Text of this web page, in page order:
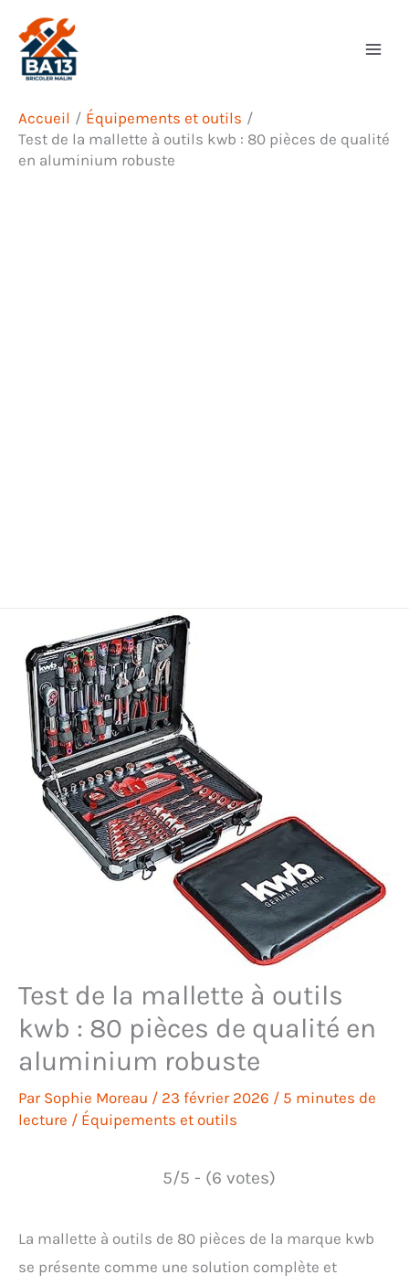
contenu
Accueil
Équipements et outils
Test de la mallette à outils kwb : 80 pièces de qualité
en aluminium robuste
Test de la mallette à outils
kwb : 80 pièces de qualité en
aluminium robuste
Par Sophie Moreau / 23 février 2026 / 5 minutes de
lecture / Équipements et outils
5/5 - (6 votes)
La mallette à outils de 80 pièces de la marque kwb
se présente comme une solution complète et
Rechercher